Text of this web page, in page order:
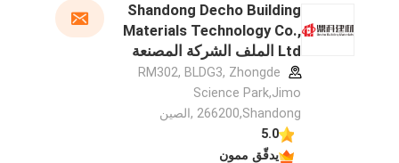
Shandong Decho Building
Materials Technology Co.,
Ltd الملف الشركة المصنعة
RM302, BLDG3, Zhongde
Science Park,Jimo
266200,Shandong ,الصين
5.0
يدقّق ممون